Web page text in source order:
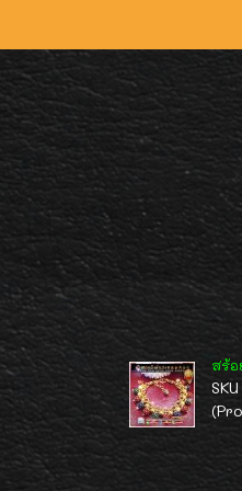
สร้อ